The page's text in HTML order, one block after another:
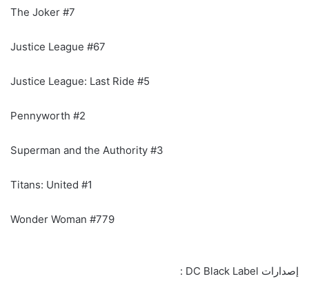
The Joker #7
Justice League #67
Justice League: Last Ride #5
Pennyworth #2
Superman and the Authority #3
Titans: United #1
Wonder Woman #779
إصدارات DC Black Label :